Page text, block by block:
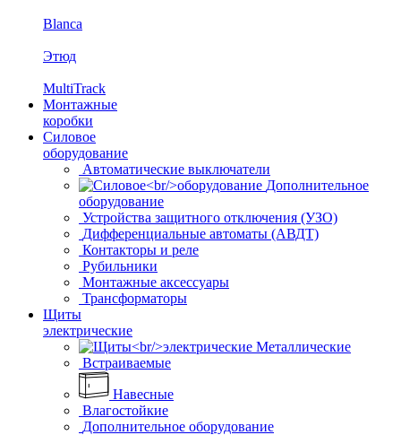
Blanca
Этюд
MultiTrack
Монтажные
коробки
Силовое
оборудование
Автоматические выключатели
Дополнительное
оборудование
Устройства защитного отключения (УЗО)
Дифференциальные автоматы (АВДТ)
Контакторы и реле
Рубильники
Монтажные аксессуары
Трансформаторы
Щиты
электрические
Металлические
Встраиваемые
Навесные
Влагостойкие
Дополнительное оборудование